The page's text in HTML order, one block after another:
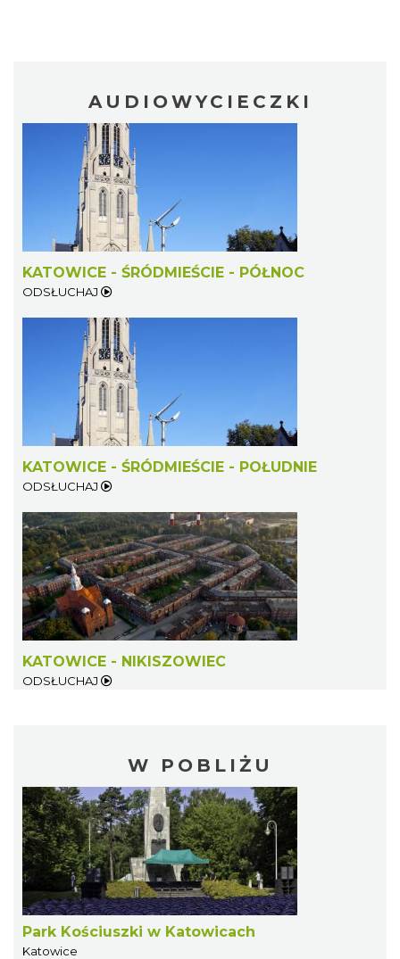
AUDIOWYCIECZKI
KATOWICE - ŚRÓDMIEŚCIE - PÓŁNOC
ODSŁUCHAJ
KATOWICE - ŚRÓDMIEŚCIE - POŁUDNIE
ODSŁUCHAJ
KATOWICE - NIKISZOWIEC
ODSŁUCHAJ
W POBLIŻU
Park Kościuszki w Katowicach
Katowice